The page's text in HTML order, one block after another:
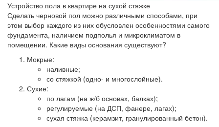
Устройство пола в квартире на сухой стяжке
Сделать черновой пол можно различными способами, при
этом выбор каждого из них обусловлен особенностями самого
фундамента, наличием подполья и микроклиматом в
помещении. Какие виды основания существуют?
Мокрые:
наливные;
со стяжкой (одно- и многослойные).
Сухие:
по лагам (на ж/б основах, балках);
регулируемые (на ДСП, фанере, лагах);
сухая стяжка (керамзит, гранулированный бетон).